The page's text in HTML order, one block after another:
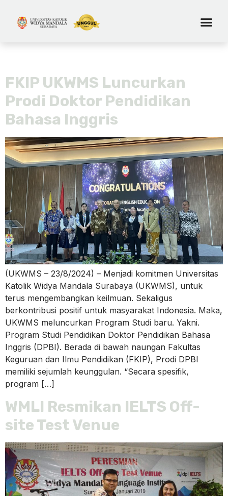
FKIP UKWMS Luncurkan
Prodi Doktor Pendidikan
Bahasa Inggris
(UKWMS – 23/8/2024) – Menjadi komitmen Universitas
Katolik Widya Mandala Surabaya (UKWMS), untuk
terus mengembangkan keilmuan. Sekaligus
berkontribusi positif untuk masyarakat Indonesia. Maka,
UKWMS meluncurkan Program Studi baru. Yakni.
Program Studi Pendidikan Doktor Pendidikan Bahasa
Inggris (DPBI). Berada di bawah naungan Fakultas
Keguruan dan Ilmu Pendidikan (FKIP), Prodi DPBI
memiliki sejumlah keunggulan. “Secara spesifik,
program […]
WMLI Resmikan IELTS Off-
site Test Venue